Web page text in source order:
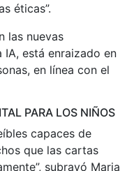
éticas”.
las nuevas
está enraizado en
en línea con el
PARA LOS NIÑOS
capaces de
que las cartas
subrayó Maria